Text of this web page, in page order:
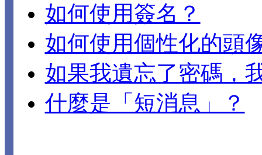
如何使用簽名？
如何使用個性化的頭
如果我遺忘了密碼，
什麼是「短消息」？